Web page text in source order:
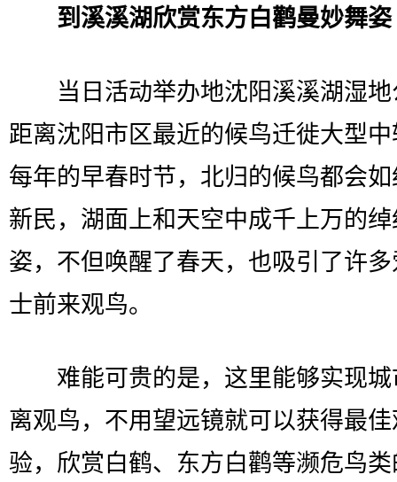
到溪溪湖欣赏东方白鹳曼妙舞姿
当日活动举办地沈阳溪溪湖湿地
距离沈阳市区最近的候鸟迁徙大型
每年的早春时节，北归的候鸟都会
新民，湖面上和天空中成千上万的
姿，不但唤醒了春天，也吸引了许
士前来观鸟。
难能可贵的是，这里能够实现城
离观鸟，不用望远镜就可以获得最
验，欣赏白鹤、东方白鹳等濒危鸟